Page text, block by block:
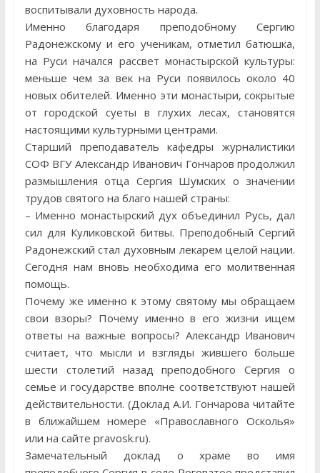
воспитывали духовность народа.
Именно благодаря преподобному Сергию
Радонежскому и его ученикам, отметил батюшка,
на Руси начался рассвет монастырской культуры:
меньше чем за век на Руси появилось около 40
новых обителей. Именно эти монастыри, сокрытые
от городской суеты в глухих лесах, становятся
настоящими культурными центрами.
Старший преподаватель кафедры журналистики
СОФ ВГУ Александр Иванович Гончаров продолжил
размышления отца Сергия Шумских о значении
трудов святого на благо нашей страны:
– Именно монастырский дух объединил Русь, дал
сил для Куликовской битвы. Преподобный Сергий
Радонежский стал духовным лекарем целой нации.
Сегодня нам вновь необходима его молитвенная
помощь.
Почему же именно к этому святому мы обращаем
свои взоры? Почему именно в его жизни ищем
ответы на важные вопросы? Александр Иванович
считает, что мысли и взгляды жившего больше
шести столетий назад преподобного Сергия о
семье и государстве вполне соответствуют нашей
действительности. (Доклад А.И. Гончарова читайте
в ближайшем номере «Православного Осколья»
или на сайте pravosk.ru).
Замечательный доклад о храме во имя